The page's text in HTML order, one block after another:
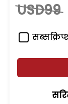
USD99